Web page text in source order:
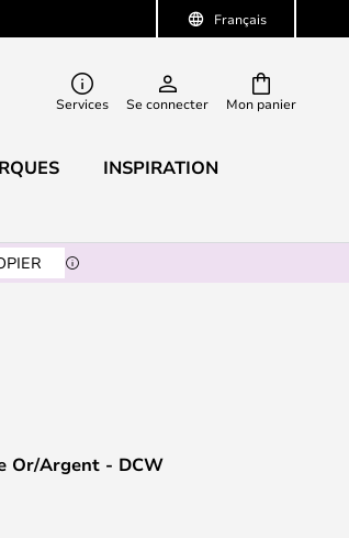
Français
Mon panier
Services Se connecter
INSPIRATION
Or/Argent - DCW